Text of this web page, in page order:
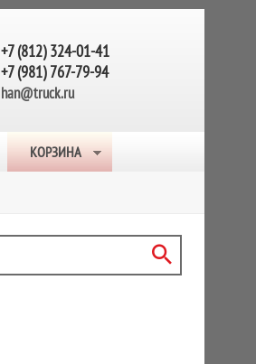
+7 (812) 324-01-41
+7 (981) 767-79-94
han@truck.ru
КОРЗИНА